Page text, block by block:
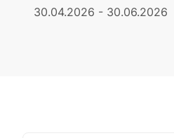
30.04.2026 - 30.06.2026